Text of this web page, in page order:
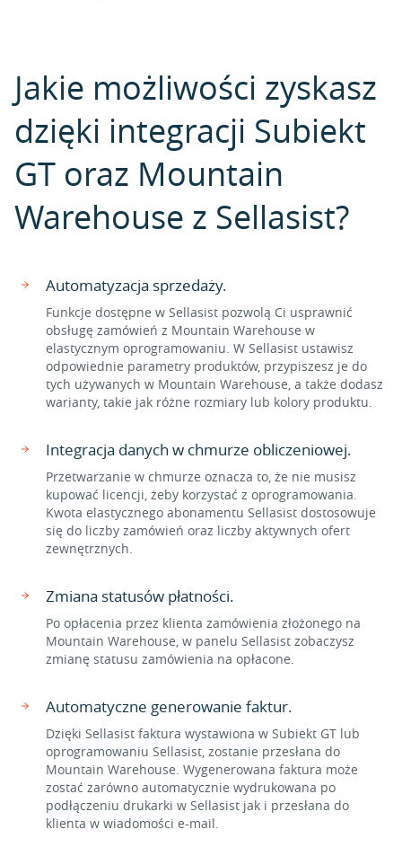
Jakie możliwości zyskasz
dzięki integracji Subiekt
GT oraz Mountain
Warehouse z Sellasist?
Automatyzacja sprzedaży.
Funkcje dostępne w Sellasist pozwolą Ci usprawnić
obsługę zamówień z Mountain Warehouse w
elastycznym oprogramowaniu. W Sellasist ustawisz
odpowiednie parametry produktów, przypiszesz je do
tych używanych w Mountain Warehouse, a także dodasz
warianty, takie jak różne rozmiary lub kolory produktu.
Integracja danych w chmurze obliczeniowej.
Przetwarzanie w chmurze oznacza to, że nie musisz
kupować licencji, żeby korzystać z oprogramowania.
Kwota elastycznego abonamentu Sellasist dostosowuje
się do liczby zamówień oraz liczby aktywnych ofert
zewnętrznych.
Zmiana statusów płatności.
Po opłacenia przez klienta zamówienia złożonego na
Mountain Warehouse, w panelu Sellasist zobaczysz
zmianę statusu zamówienia na opłacone.
Automatyczne generowanie faktur.
Dzięki Sellasist faktura wystawiona w Subiekt GT lub
oprogramowaniu Sellasist, zostanie przesłana do
Mountain Warehouse. Wygenerowana faktura może
zostać zarówno automatycznie wydrukowana po
podłączeniu drukarki w Sellasist jak i przesłana do
klienta w wiadomości e-mail.